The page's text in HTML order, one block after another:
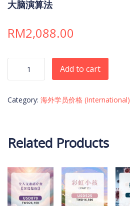
大脑演算法
RM2,088.00
Add to cart
Category: 海外学员价格 (International)
Related Products